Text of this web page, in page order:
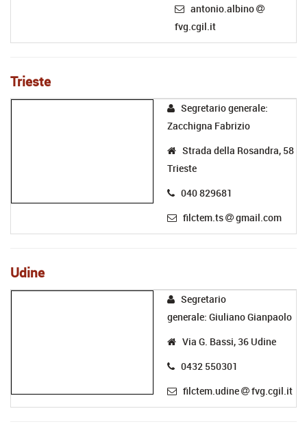
antonio.albino
fvg.cgil.it
Trieste
Segretario generale:
Zacchigna Fabrizio
Strada della Rosandra, 58
Trieste
040 829681
filctem.ts
gmail.com
Udine
Segretario
generale: Giuliano Gianpaolo
Via G. Bassi, 36 Udine
0432 550301
filctem.udine
fvg.cgil.it